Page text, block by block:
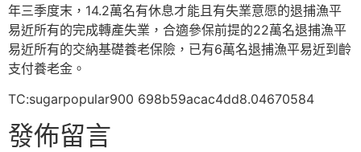
年三季度末，14.2萬名有休息才能且有失業意愿的退捕漁平
易近所有的完成轉產失業，合適參保前提的22萬名退捕漁平
易近所有的交納基礎養老保險，已有6萬名退捕漁平易近到齡
支付養老金。
TC:sugarpopular900 698b59acac4dd8.04670584
發佈留言